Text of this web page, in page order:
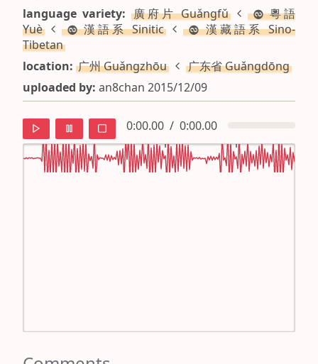
language variety: 廣府片 Guǎngfǔ
粵語
Yuè
漢語系 Sinitic
漢藏語系 Sino-
Tibetan
location: 广州 Guǎngzhōu
广东省 Guǎngdōng
uploaded by: an8chan 2015/12/09
0:00.00 / 0:00.00